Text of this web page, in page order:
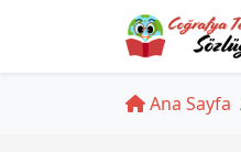
Ana Sayfa